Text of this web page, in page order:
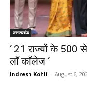
उत्तराखंड
‘ 21 राज्यों के 500
लाॅ काॅलेज ‘
Indresh Kohli - August 6,